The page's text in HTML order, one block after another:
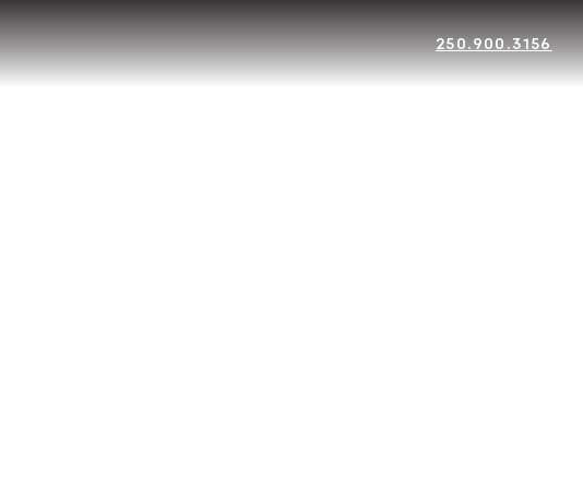
250.900.3156